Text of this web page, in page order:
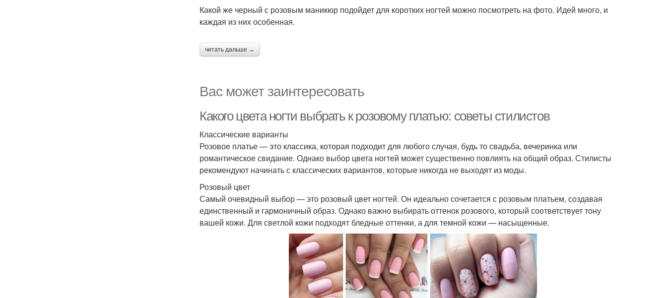
Какой же черный с розовым маникюр подойдет для коротких ногтей можно посмотреть на фото. Идей много, и
каждая из них особенная.
читать дальше →
Вас может заинтересовать
Какого цвета ногти выбрать к розовому платью: советы стилистов
Классические варианты
Розовое платье — это классика, которая подходит для любого случая, будь то свадьба, вечеринка или
романтическое свидание. Однако выбор цвета ногтей может существенно повлиять на общий образ. Стилисты
рекомендуют начинать с классических вариантов, которые никогда не выходят из моды.
Розовый цвет
Самый очевидный выбор — это розовый цвет ногтей. Он идеально сочетается с розовым платьем, создавая
единственный и гармоничный образ. Однако важно выбирать оттенок розового, который соответствует тону
вашей кожи. Для светлой кожи подходят бледные оттенки, а для темной кожи — насыщенные.